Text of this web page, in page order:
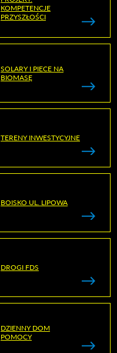
KOMPETENCJE
PRZYSZŁOŚCI
SOLARY I PIECE NA
BIOMASĘ
TERENY INWESTYCYJNE
BOISKO UL. LIPOWA
DROGI FDS
DZIENNY DOM
POMOCY